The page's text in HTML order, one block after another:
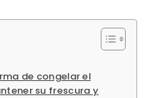
de congelar el
su frescura y